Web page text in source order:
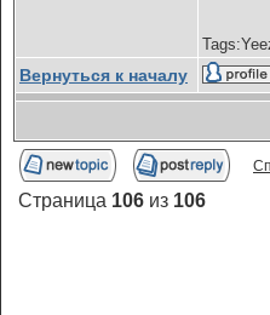
Вернуться к началу
Страница 106 из 106